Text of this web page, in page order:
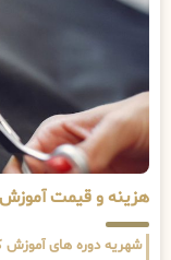
هزینه و قیمت آموزش
شهریه دوره های آموزش